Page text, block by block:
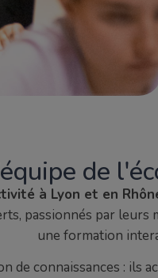
de
à Lyon et en
passionnés par
une formation
de connaissances : ils